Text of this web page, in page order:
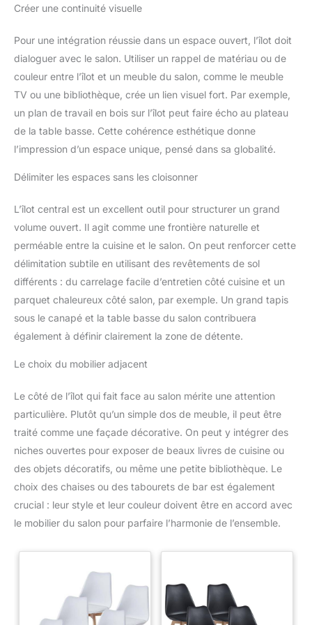
espaces commerciaux tels que
des magasins, des restaurants.
et manuel multilingue. Guirlande
led convient pour utilisation
dans le salon, la chambre à
coucher, la cuisine, le placard,
le bar et diverses occasions
décorations de Noël et
Halloween. L'emballage est
élégant et fait un choix de
cadeau idéal. Le plus important
est que nous offrons un support
client en ligne disponible 24
Créer une continuité visuelle
Pour une intégration réussie dans un espace ouvert, l’îlot doit
dialoguer avec le salon. Utiliser un rappel de matériau ou de
couleur entre l’îlot et un meuble du salon, comme le meuble
TV ou une bibliothèque, crée un lien visuel fort. Par exemple,
un plan de travail en bois sur l’îlot peut faire écho au plateau
de la table basse. Cette cohérence esthétique donne
l’impression d’un espace unique, pensé dans sa globalité.
Délimiter les espaces sans les cloisonner
L’îlot central est un excellent outil pour structurer un grand
volume ouvert. Il agit comme une frontière naturelle et
perméable entre la cuisine et le salon. On peut renforcer cette
délimitation subtile en utilisant des revêtements de sol
différents : du carrelage facile d’entretien côté cuisine et un
parquet chaleureux côté salon, par exemple. Un grand tapis
sous le canapé et la table basse du salon contribuera
également à définir clairement la zone de détente.
Le choix du mobilier adjacent
Le côté de l’îlot qui fait face au salon mérite une attention
particulière. Plutôt qu’un simple dos de meuble, il peut être
traité comme une façade décorative. On peut y intégrer des
niches ouvertes pour exposer de beaux livres de cuisine ou
des objets décoratifs, ou même une petite bibliothèque. Le
choix des chaises ou des tabourets de bar est également
crucial : leur style et leur couleur doivent être en accord avec
le mobilier du salon pour parfaire l’harmonie de l’ensemble.